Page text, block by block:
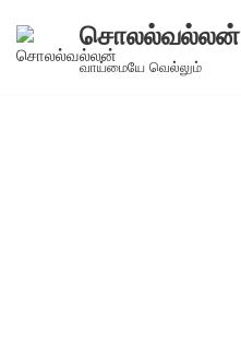
Skip
சொலல்வல்லன்
வாய்மையே வெல்லும்